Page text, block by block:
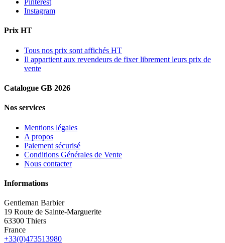
Pinterest
Instagram
Prix HT
Tous nos prix sont affichés HT
Il appartient aux revendeurs de fixer librement leurs prix de
vente
Catalogue GB 2026
Nos services
Mentions légales
A propos
Paiement sécurisé
Conditions Générales de Vente
Nous contacter
Informations
Gentleman Barbier
19 Route de Sainte-Marguerite
63300 Thiers
France
+33(0)473513980